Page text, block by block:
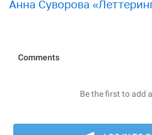
Анна Суворова